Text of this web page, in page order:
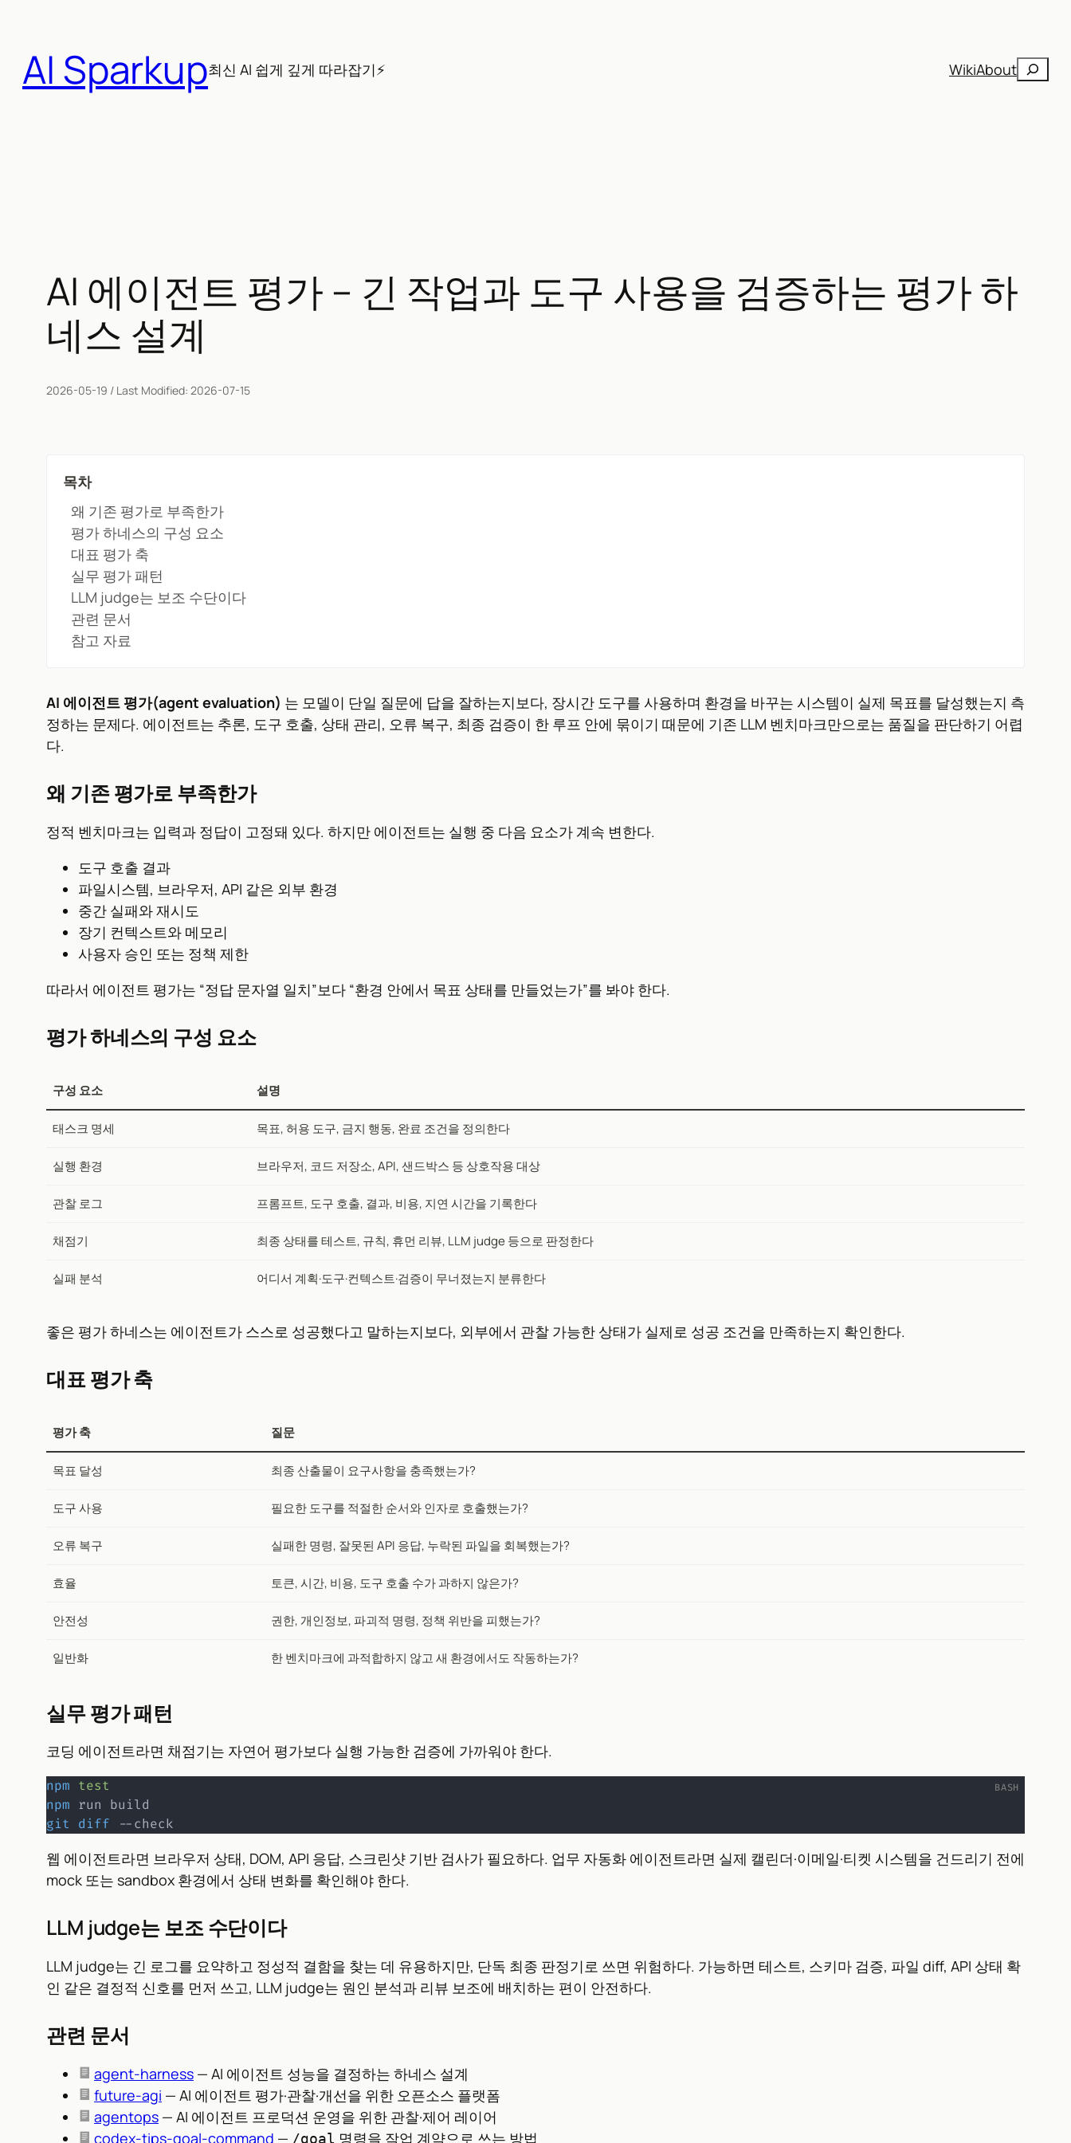
AI Sparkup최신 AI 쉽게 깊게 따라잡기⚡ WikiAbout검
AI 에이전트 평가 – 긴 작업과 도구 사용을 검증하는 평가 하
네스 설계
2026-05-19 / Last Modified: 2026-07-15
목차
왜 기존 평가로 부족한가
평가 하네스의 구성 요소
대표 평가 축
실무 평가 패턴
LLM judge는 보조 수단이다
관련 문서
참고 자료
AI 에이전트 평가(agent evaluation) 는 모델이 단일 질문에 답을 잘하는지보다, 장시간 도구를 사용하며 환경을 바꾸는 시스템이 실제 목표를 달성했는지 측
정하는 문제다. 에이전트는 추론, 도구 호출, 상태 관리, 오류 복구, 최종 검증이 한 루프 안에 묶이기 때문에 기존 LLM 벤치마크만으로는 품질을 판단하기 어렵
다.
왜 기존 평가로 부족한가
정적 벤치마크는 입력과 정답이 고정돼 있다. 하지만 에이전트는 실행 중 다음 요소가 계속 변한다.
도구 호출 결과
파일시스템, 브라우저, API 같은 외부 환경
중간 실패와 재시도
장기 컨텍스트와 메모리
사용자 승인 또는 정책 제한
따라서 에이전트 평가는 “정답 문자열 일치”보다 “환경 안에서 목표 상태를 만들었는가”를 봐야 한다.
평가 하네스의 구성 요소
구성 요소 설명
태스크 명세 목표, 허용 도구, 금지 행동, 완료 조건을 정의한다
실행 환경 브라우저, 코드 저장소, API, 샌드박스 등 상호작용 대상
관찰 로그 프롬프트, 도구 호출, 결과, 비용, 지연 시간을 기록한다
채점기 최종 상태를 테스트, 규칙, 휴먼 리뷰, LLM judge 등으로 판정한다
실패 분석 어디서 계획·도구·컨텍스트·검증이 무너졌는지 분류한다
좋은 평가 하네스는 에이전트가 스스로 성공했다고 말하는지보다, 외부에서 관찰 가능한 상태가 실제로 성공 조건을 만족하는지 확인한다.
대표 평가 축
평가 축 질문
목표 달성 최종 산출물이 요구사항을 충족했는가?
도구 사용 필요한 도구를 적절한 순서와 인자로 호출했는가?
오류 복구 실패한 명령, 잘못된 API 응답, 누락된 파일을 회복했는가?
효율 토큰, 시간, 비용, 도구 호출 수가 과하지 않은가?
안전성 권한, 개인정보, 파괴적 명령, 정책 위반을 피했는가?
일반화 한 벤치마크에 과적합하지 않고 새 환경에서도 작동하는가?
실무 평가 패턴
코딩 에이전트라면 채점기는 자연어 평가보다 실행 가능한 검증에 가까워야 한다.
npm test
npm
git
diff --check
웹 에이전트라면 브라우저 상태, DOM, API 응답, 스크린샷 기반 검사가 필요하다. 업무 자동화 에이전트라면 실제 캘린더·이메일·티켓 시스템을 건드리기 전에
mock 또는 sandbox 환경에서 상태 변화를 확인해야 한다.
LLM judge는 보조 수단이다
LLM judge는 긴 로그를 요약하고 정성적 결함을 찾는 데 유용하지만, 단독 최종 판정기로 쓰면 위험하다. 가능하면 테스트, 스키마 검증, 파일 diff, API 상태 확
인 같은 결정적 신호를 먼저 쓰고, LLM judge는 원인 분석과 리뷰 보조에 배치하는 편이 안전하다.
관련 문서
agent-harness — AI 에이전트 성능을 결정하는 하네스 설계
future-agi — AI 에이전트 평가·관찰·개선을 위한 오픈소스 플랫폼
agentops — AI 에이전트 프로덕션 운영을 위한 관찰·제어 레이어
codex-tips-goal-command — /goal 명령을 작업 계약으로 쓰는 방법